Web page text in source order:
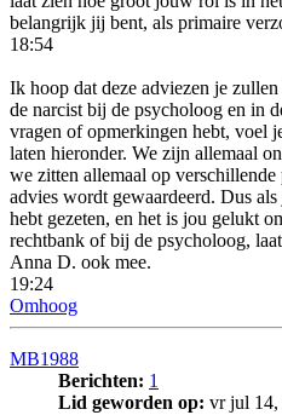
belangrijk jij bent, als primaire
18:54
Ik hoop dat deze adviezen je
de narcist bij de psycholoog en in
vragen of opmerkingen hebt, voel
laten hieronder. We zijn allemaal
we zitten allemaal op
advies wordt gewaardeerd. Dus
hebt gezeten, en het is jou gelukt
rechtbank of bij de psycholoog,
Anna D. ook mee.
19:24
Omhoog
MB1988
Berichten: 1
Lid geworden op: vr jul 14,